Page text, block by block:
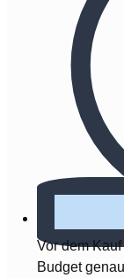
Vor dem
Budget